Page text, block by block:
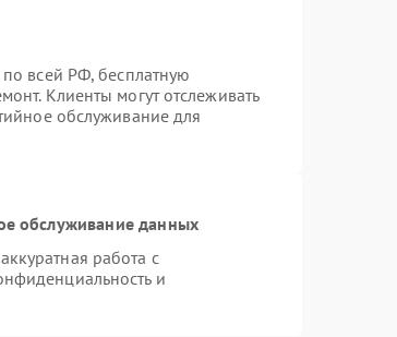
всей РФ, бесплатную
Клиенты могут отслеживать
обслуживание для
обслуживание данных
работа с
и